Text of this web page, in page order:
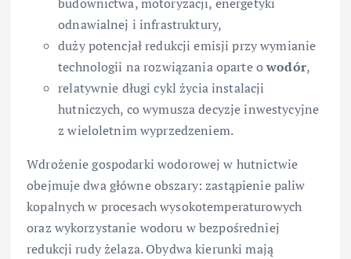
odnawialnej i infrastruktury,
duży potencjał redukcji emisji przy wymianie
technologii na rozwiązania oparte owodór,
relatywnie długi cykl życia instalacji
hutniczych, co wymusza decyzje inwestycyjne
z wieloletnim wyprzedzeniem.
Wdrożenie gospodarki wodorowej w hutnictwie
obejmuje dwa główne obszary: zastąpienie paliw
kopalnych w procesach wysokotemperaturowych
oraz wykorzystanie wodoru w bezpośredniej
redukcji rudy żelaza. Obydwa kierunki mają